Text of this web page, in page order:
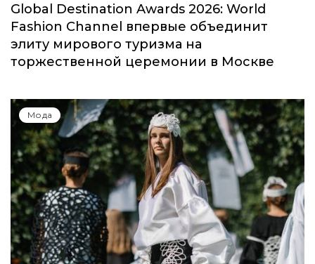
Global Destination Awards 2026: World
Fashion Channel впервые объединит
элиту мирового туризма на
торжественной церемонии в Москве
Мода